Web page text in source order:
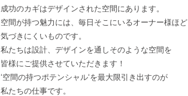
成功のカギはデザインされた空間にあります。
空間が持つ魅力には、毎日そこにいるオーナー様ほど
気づきにくいものです。
私たちは設計、デザインを通しそのような空間を
皆様にご提供させていただきます！
‘空間の持つポテンシャル‘を最大限引き出すのが
私たちの仕事です。